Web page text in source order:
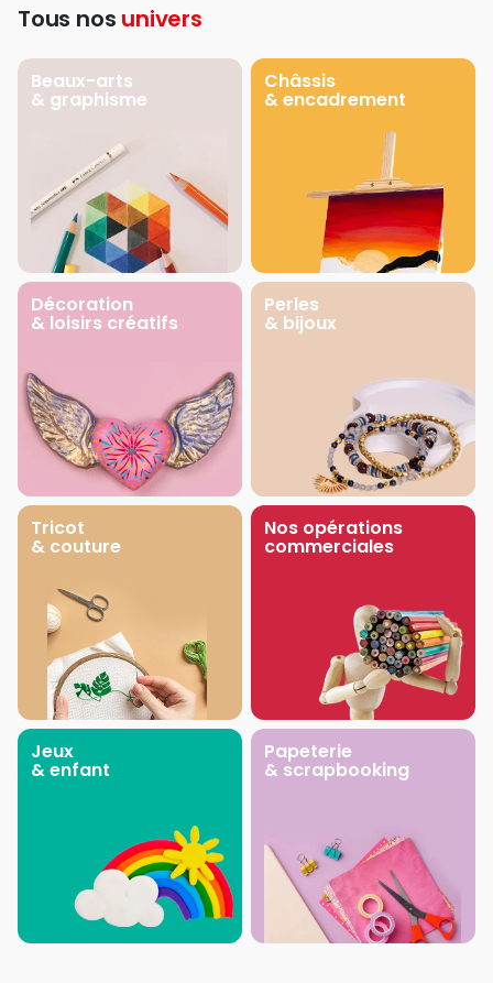
Tous nos univers
Beaux-arts
& graphisme
Châssis
& encadrement
Décoration
& loisirs créatifs
Perles
& bijoux
Tricot
& couture
Nos opérations
commerciales
Jeux
& enfant
Papeterie
& scrapbooking